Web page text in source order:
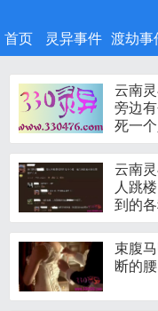
首页
灵异事件 渡劫事
云南
旁边
死一
云南
人跳
到的
束腹
断的